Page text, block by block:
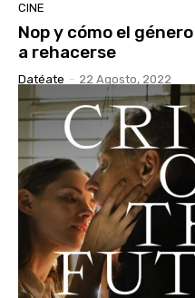
CINE
Nop y cómo el
a rehacerse
Datéate - 22 Agosto, 2022